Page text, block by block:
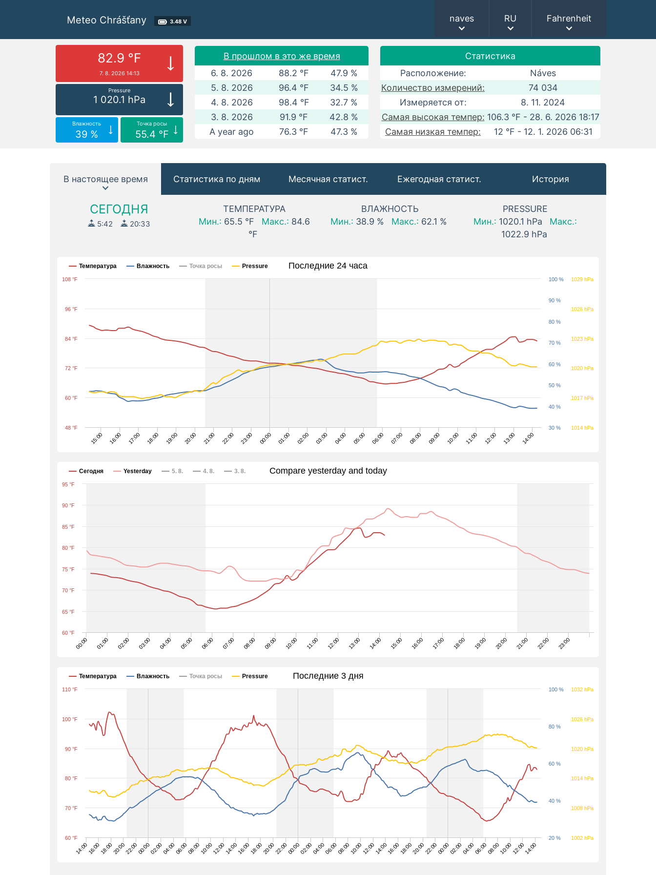
Meteo Chrášťany 3.48 V naves RU Fahrenheit
82.9 °F
7. 8. 2026 14:13
Pressure
1 020.1 hPa
Влажность
39 %
Точка росы
55.4 °F
В прошлом в это же время
6. 8. 2026
88.2 °F
47.9 %
5. 8. 2026
96.4 °F
34.5 %
4. 8. 2026
98.4 °F
32.7 %
3. 8. 2026
91.9 °F
42.8 %
A year ago
76.3 °F 47.3 %
Статистика
Расположение:
Náves
Количество измерений:
74 034
Измеряется от:
8. 11. 2024
Самая высокая темпер: 106.3 °F - 28. 6. 2026 18:17
Самая низкая темпер:
12 °F - 12. 1. 2026 06:31
В настоящее время Статистика по дням Месячная статист. Ежегодная статист. История
СЕГОДНЯ
5:42 20:33
ТЕМПЕРАТУРА
Мин.: 65.5 °F Макс.: 84.6
°F
ВЛАЖНОСТЬ
Мин.: 38.9 % Макс.: 62.1 %
PRESSURE
Мин.: 1020.1 hPa Макс.:
1022.9 hPa
Последние 24 часа
Температура Влажность Точка росы Pressure
15:00 16:00 17:00 18:00 19:00 20:00 21:00 22:00 23:00 00:00 01:00 02:00 03:00 04:00 05:00 06:00 07:00 08:00 09:00 10:00 11:00 12:00 13:00 14:00
48 °F
60 °F
72 °F
84 °F
96 °F
108 °F
30 %
40 %
50 %
60 %
70 %
80 %
90 %
100 %
1014 hPa
1017 hPa
1020 hPa
1023 hPa
1026 hPa
1029 hPa
Compare yesterday and today
Сегодня Yesterday 5. 8. 4. 8. 3. 8.
00:00 01:00 02:00 03:00 04:00 05:00 06:00 07:00 08:00 09:00 10:00 11:00 12:00 13:00 14:00 15:00 16:00 17:00 18:00 19:00 20:00 21:00 22:00 23:00
60 °F
65 °F
70 °F
75 °F
80 °F
85 °F
90 °F
95 °F
Последние 3 дня
Температура Влажность Точка росы Pressure
14:0016:0018:0020:0022:0000:0002:0004:0006:0008:0010:0012:0014:0016:0018:0020:0022:0000:0002:0004:0006:0008:0010:0012:0014:0016:0018:0020:0022:0000:0002:0004:0006:0008:0010:0012:0014:00
60 °F
70 °F
80 °F
90 °F
100 °F
110 °F
20 %
40 %
60 %
80 %
100 %
1002 hPa
1008 hPa
1014 hPa
1020 hPa
1026 hPa
1032 hPa